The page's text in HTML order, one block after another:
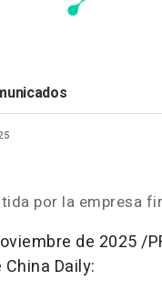
por la empresa
de 2025/
Daily: